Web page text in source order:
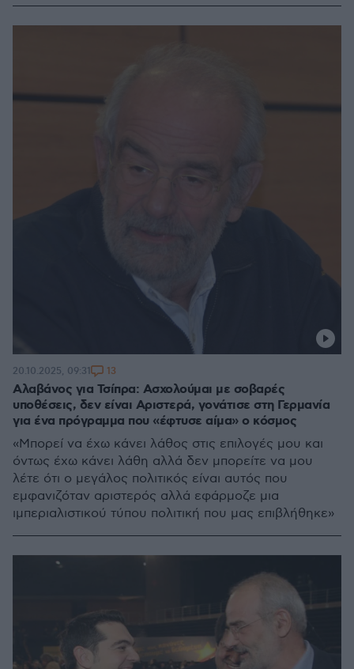
Αλαβάνος για Τσίπρα: Ασχολούμαι με σοβαρές
υποθέσεις, δεν είναι Αριστερά, γονάτισε στη Γερμανία
για ένα πρόγραμμα που «έφτυσε αίμα» ο κόσμος
«Μπορεί να έχω κάνει λάθος στις επιλογές μου και
όντως έχω κάνει λάθη αλλά δεν μπορείτε να μου
λέτε ότι ο μεγάλος πολιτικός είναι αυτός που
εμφανιζόταν αριστερός αλλά εφάρμοζε μια
ιμπεριαλιστικού τύπου πολιτική που μας επιβλήθηκε»
20.10.2025, 09:31 13